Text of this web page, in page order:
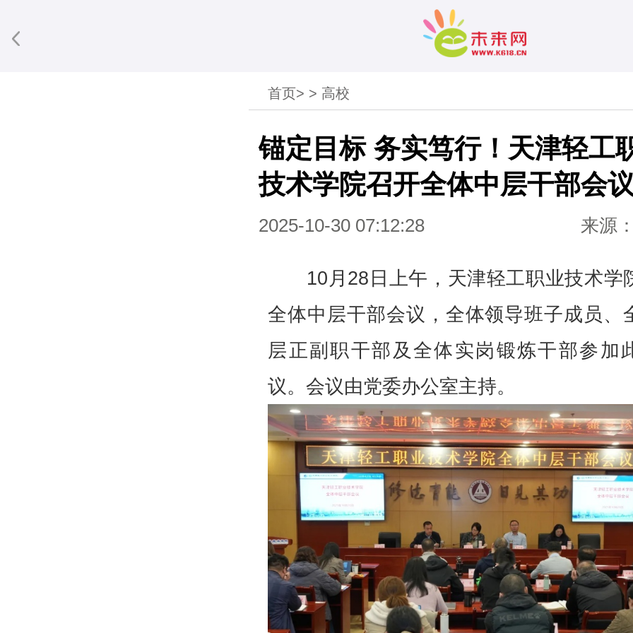
首页> > 高校
锚定目标 务实笃行！天津轻工
技术学院召开全体中层干部会
2025-10-30 07:12:28 来源
10月28日上午，天津轻工职业技术学
全体中层干部会议，全体领导班子成员、
层正副职干部及全体实岗锻炼干部参加
议。会议由党委办公室主持。